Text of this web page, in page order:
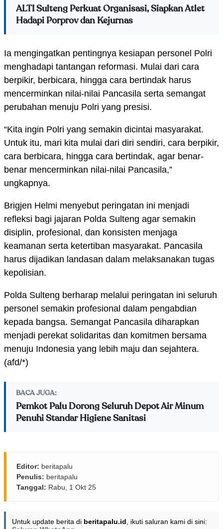
ALTI Sulteng Perkuat Organisasi, Siapkan Atlet
Hadapi Porprov dan Kejurnas
Ia mengingatkan pentingnya kesiapan personel Polri
menghadapi tantangan reformasi. Mulai dari cara
berpikir, berbicara, hingga cara bertindak harus
mencerminkan nilai-nilai Pancasila serta semangat
perubahan menuju Polri yang presisi.
“Kita ingin Polri yang semakin dicintai masyarakat.
Untuk itu, mari kita mulai dari diri sendiri, cara berpikir,
cara berbicara, hingga cara bertindak, agar benar-
benar mencerminkan nilai-nilai Pancasila,”
ungkapnya.
Brigjen Helmi menyebut peringatan ini menjadi
refleksi bagi jajaran Polda Sulteng agar semakin
disiplin, profesional, dan konsisten menjaga
keamanan serta ketertiban masyarakat. Pancasila
harus dijadikan landasan dalam melaksanakan tugas
kepolisian.
Polda Sulteng berharap melalui peringatan ini seluruh
personel semakin profesional dalam pengabdian
kepada bangsa. Semangat Pancasila diharapkan
menjadi perekat solidaritas dan komitmen bersama
menuju Indonesia yang lebih maju dan sejahtera.
(afd/*)
BACA JUGA:
Pemkot Palu Dorong Seluruh Depot Air Minum
Penuhi Standar Higiene Sanitasi
Editor: beritapalu
Penulis: beritapalu
Tanggal: Rabu, 1 Okt 25
Untuk update berita di beritapalu.id, ikuti saluran kami di sini: